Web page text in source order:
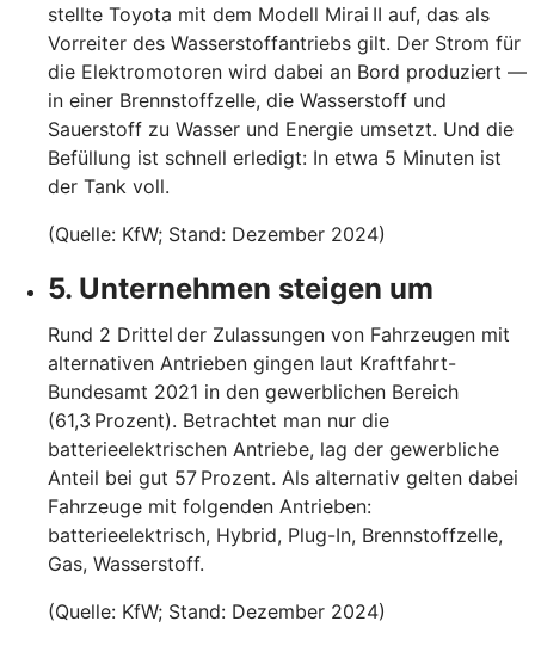
stellte Toyota mit dem Modell Mirai II auf, das als
Vorreiter des Wasserstoffantriebs gilt. Der Strom für
die Elektromotoren wird dabei an Bord produziert —
in einer Brennstoffzelle, die Wasserstoff und
Sauerstoff zu Wasser und Energie umsetzt. Und die
Befüllung ist schnell erledigt: In etwa 5 Minuten ist
der Tank voll.
(Quelle: KfW; Stand: Dezember 2024)
5. Unternehmen steigen um
Rund 2 Drittel der Zulassungen von Fahrzeugen mit
alternativen Antrieben gingen laut Kraftfahrt-
Bundesamt 2021 in den gewerblichen Bereich
(61,3 Prozent). Betrachtet man nur die
batterieelektrischen Antriebe, lag der gewerbliche
Anteil bei gut 57 Prozent. Als alternativ gelten dabei
Fahrzeuge mit folgenden Antrieben:
batterieelektrisch, Hybrid, Plug-In, Brennstoffzelle,
Gas, Wasserstoff.
(Quelle: KfW; Stand: Dezember 2024)